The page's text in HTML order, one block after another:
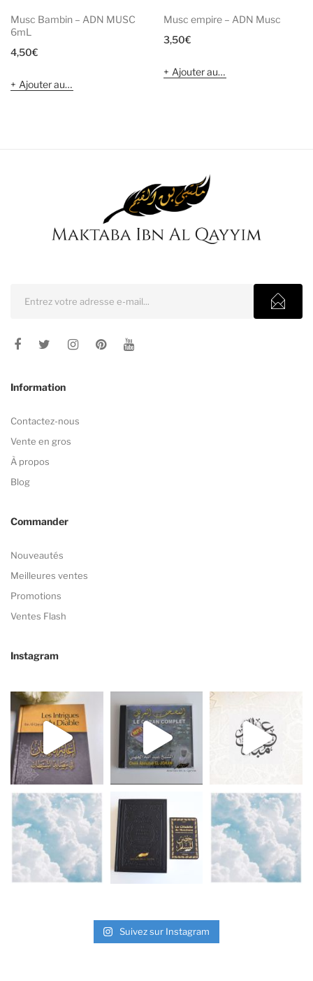
Musc Bambin – ADN MUSC
6mL
4,50€
Ajouter au panier
Musc empire – ADN Musc
3,50€
Ajouter au panier
Information
Contactez-nous
Vente en gros
À propos
Blog
Commander
Nouveautés
Meilleures ventes
Promotions
Ventes Flash
Instagram
Suivez sur Instagram